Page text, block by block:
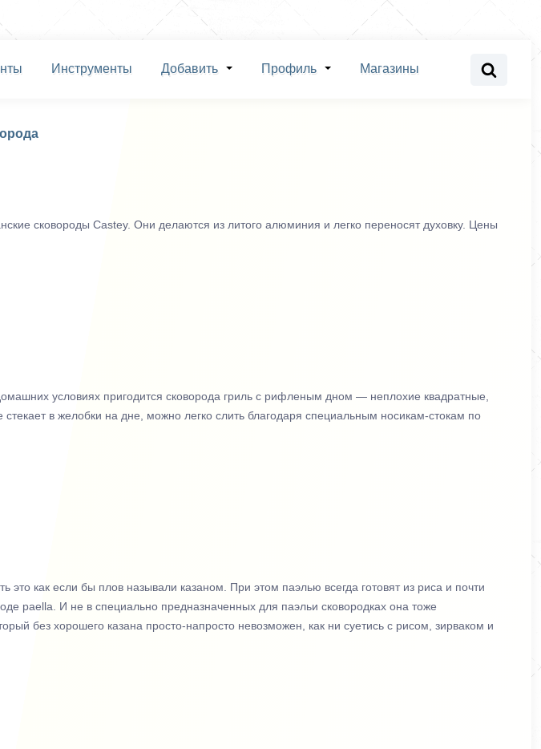
Инструменты Добавить Профиль Магазины
сковороды Castey. Они делаются из литого алюминия и легко переносят духовку. Цены
условиях пригодится сковорода гриль с рифленым дном — неплохие квадратные,
в желобки на дне, можно легко слить благодаря специальным носикам-стокам по
как если бы плов называли казаном. При этом паэлью всегда готовят из риса и почти
paella. И не в специально предназначенных для паэльи сковородках она тоже
без хорошего казана просто-напросто невозможен, как ни суетись с рисом, зирваком и